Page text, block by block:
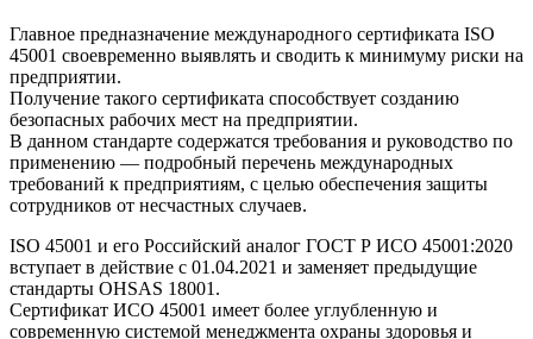
Главное предназначение международного сертификата ISO
45001 своевременно выявлять и сводить к минимуму риски на
предприятии.
Получение такого сертификата способствует созданию
безопасных рабочих мест на предприятии.
В данном стандарте содержатся требования и руководство по
применению — подробный перечень международных
требований к предприятиям, с целью обеспечения защиты
сотрудников от несчастных случаев.
ISO 45001 и его Российский аналог ГОСТ Р ИСО 45001:2020
вступает в действие с 01.04.2021 и заменяет предыдущие
стандарты OHSAS 18001.
Сертификат ИСО 45001 имеет более углубленную и
современную системой менеджмента охраны здоровья и